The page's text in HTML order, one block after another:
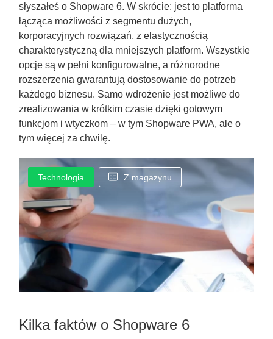
słyszałeś o Shopware 6. W skrócie: jest to platforma
łącząca możliwości z segmentu dużych,
korporacyjnych rozwiązań, z elastycznością
charakterystyczną dla mniejszych platform. Wszystkie
opcje są w pełni konfigurowalne, a różnorodne
rozszerzenia gwarantują dostosowanie do potrzeb
każdego biznesu. Samo wdrożenie jest możliwe do
zrealizowania w krótkim czasie dzięki gotowym
funkcjom i wtyczkom – w tym Shopware PWA, ale o
tym więcej za chwilę.
Technologia Z magazynu
Kilka faktów o Shopware 6